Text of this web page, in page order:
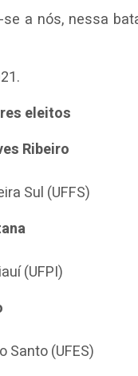
a nós, nessa
eleitos
Ribeiro
Sul (UFFS)
(UFPI)
Santo (UFES)